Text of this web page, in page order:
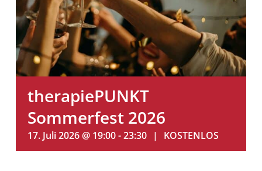
therapiePUNKT
Sommerfest 2026
17. Juli 2026 @ 19:00-23:30 | KOSTENLOS